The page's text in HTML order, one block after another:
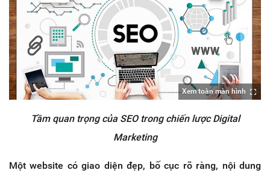
Xem toàn màn hình
Tầm quan trọng của SEO trong chiến lược Digital
Marketing
Một website có giao diện đẹp, bố cục rõ ràng, nội dung